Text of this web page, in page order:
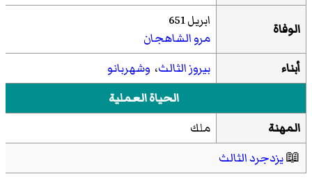
الوفاة
ابريل 651
مرو الشاهجان
أبناء
بيروز الثالث، وشهربانو
الحياة العملية
المهنة
ملك
📖يزدجرد الثالث